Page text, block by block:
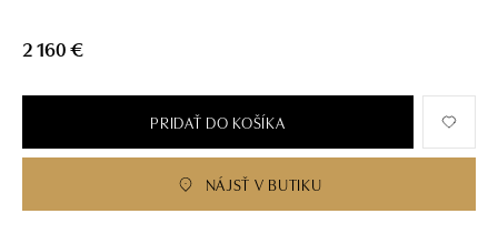
2 160 €
PRIDAŤ DO KOŠÍKA
NÁJSŤ V BUTIKU